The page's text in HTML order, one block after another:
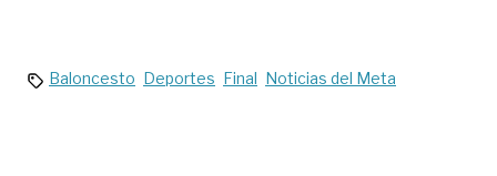
Baloncesto Deportes Final Noticias del Meta